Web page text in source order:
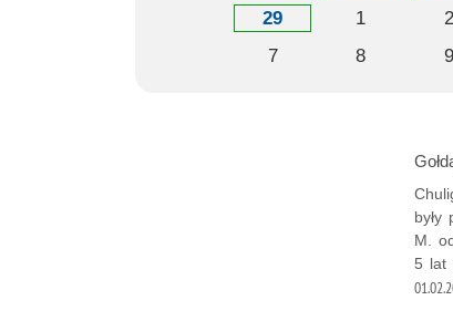
29
1 2
7
8 9
były
M.
5 lat